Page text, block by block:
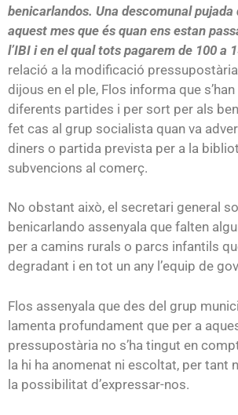
benicarlandos. Una descomunal
aquest mes que és quan ens estan
l’IBI i en el qual tots pagarem de 100 a
relació a la modificació
dijous en el ple, Flos informa que
diferents partides i per sort per als
fet cas al grup socialista quan va
diners o partida prevista per a la
subvencions al comerç.
No obstant això, el secretari general
benicarlando assenyala que falten
per a camins rurals o parcs infantils
degradant i en tot un any l’equip de
Flos assenyala que des del grup
lamenta profundament que per a
pressupostària no s’ha tingut en
la hi ha anomenat ni escoltat, per tant
la possibilitat d’expressar-nos.